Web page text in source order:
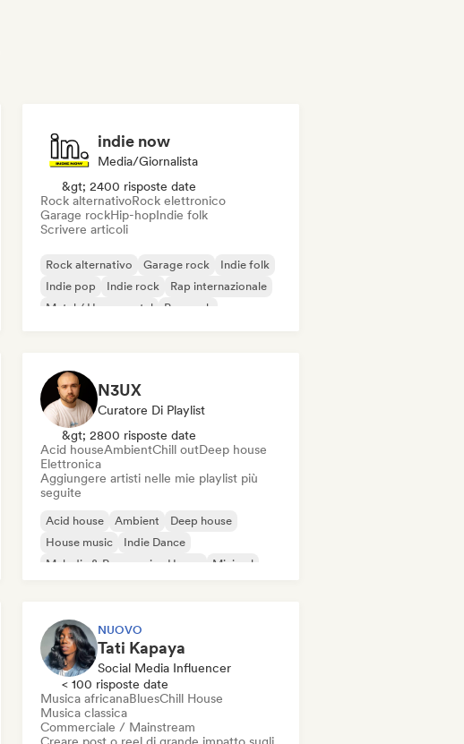
indie now
Media/Giornalista
&gt; 2400 risposte date
Rock alternativoRock elettronico
Garage rockHip-hopIndie folk
Scrivere articoli
Rock alternativo Garage rock
Indie folk
Indie pop
Indie rock
Rap internazionale
Metal / Heavy metal
Pop rock
N3UX
Curatore Di Playlist
&gt; 2800 risposte date
Acid houseAmbientChill outDeep house
Elettronica
Aggiungere artisti nelle mie playlist più
seguite
Acid house Ambient
Deep house
House music
Indie Dance
Melodic & Progressive House
Minimal
NUOVO
Tati Kapaya
Social Media Influencer
< 100 risposte date
Musica africanaBluesChill House
Musica classica
Commerciale / Mainstream